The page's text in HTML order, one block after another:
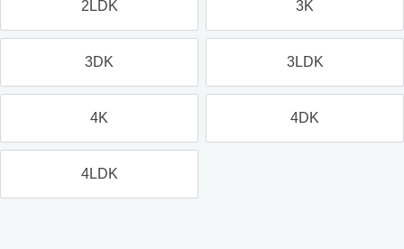
2LDK 3K
3DK 3LDK
4K 4DK
4LDK